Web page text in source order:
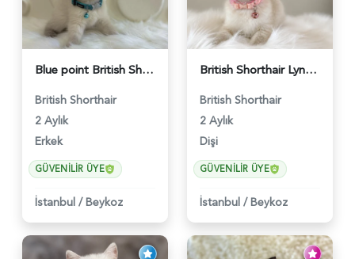
Blue point British Shorthair Kedim 2 Aylık - 4132
British Shorthair
2 Aylık
Erkek
GÜVENILIR ÜYE
İstanbul / Beykoz
British Shorthair Lynx Point Dişi Yavrumuz Yuva Arıyor - 5148
British Shorthair
2 Aylık
Dişi
GÜVENILIR ÜYE
İstanbul / Beykoz